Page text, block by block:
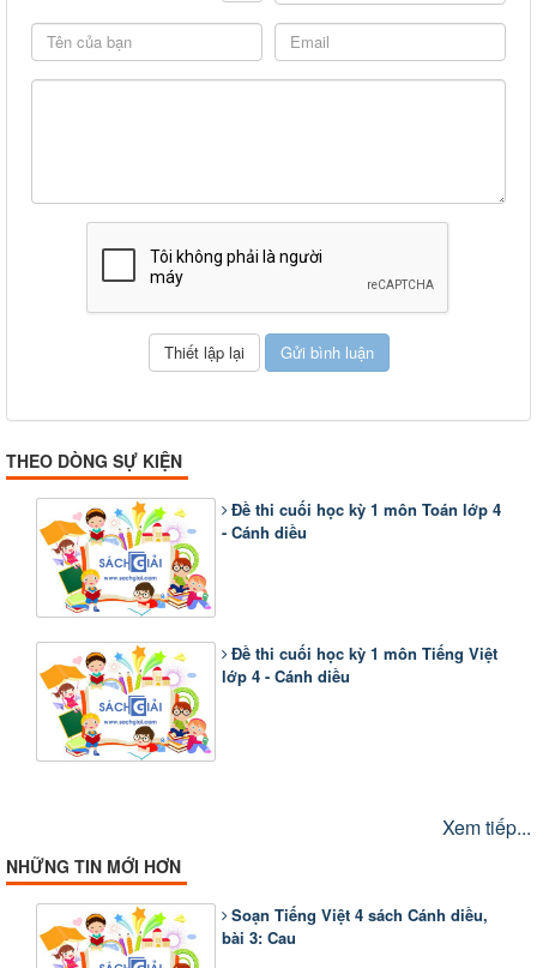
THEO DÒNG SỰ KIỆN
Đề thi cuối học kỳ 1 môn Toán lớp 4
- Cánh diều
Đề thi cuối học kỳ 1 môn Tiếng Việt
lớp 4 - Cánh diều
Xem tiếp...
NHỮNG TIN MỚI HƠN
Soạn Tiếng Việt 4 sách Cánh diều,
bài 3: Cau